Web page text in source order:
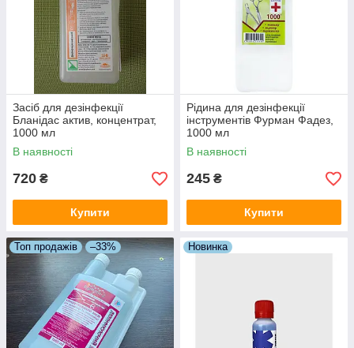
Засіб для дезінфекції
Бланідас актив, концентрат,
1000 мл
В наявності
720 ₴
Купити
Рідина для дезінфекції
інструментів Фурман Фадез,
1000 мл
В наявності
245 ₴
Купити
Топ продажів –33% Новинка